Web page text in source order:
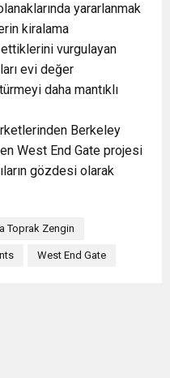
yararlanmak
kiralama
vurgulayan
evi değer
daha mantıklı
Berkeley
West End Gate projesi
gözdesi olarak
Toprak Zengin
West End Gate